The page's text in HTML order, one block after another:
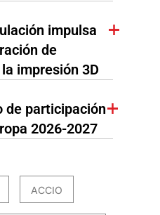
impulsa
de
impresión 3D
de participación
2026-2027
ACCIO